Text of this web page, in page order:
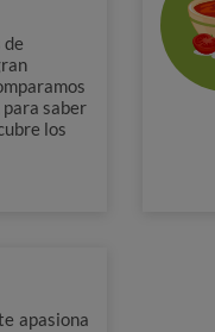
saber
los
apasiona